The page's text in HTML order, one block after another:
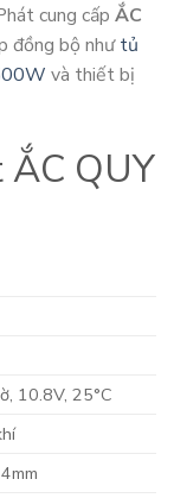
cung cấp ẮC
đồng bộ nhưtủ
và thiết bị
ẮC QUY
10.8V, 25°C